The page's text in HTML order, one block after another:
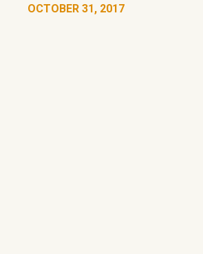
OCTOBER 31, 2017